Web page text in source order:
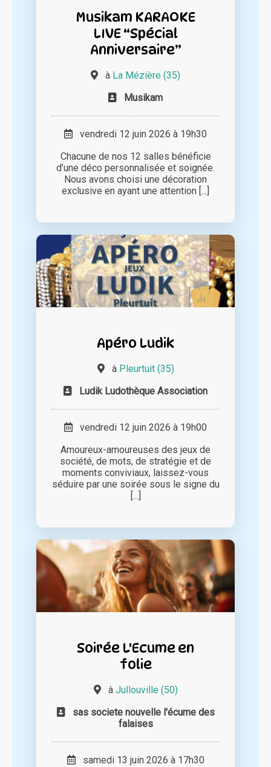
Musikam KARAOKE
LIVE “Spécial
Anniversaire”
à La Mézière (35)
Musikam
vendredi 12 juin 2026 à 19h30
Chacune de nos 12 salles bénéficie
d’une déco personnalisée et soignée.
Nous avons choisi une décoration
exclusive en ayant une attention [...]
Apéro Ludik
à Pleurtuit (35)
Ludik Ludothèque Association
vendredi 12 juin 2026 à 19h00
Amoureux-amoureuses des jeux de
société, de mots, de stratégie et de
moments conviviaux, laissez-vous
séduire par une soirée sous le signe du
[...]
Soirée L'Ecume en
folie
à Jullouville (50)
sas societe nouvelle l'écume des
falaises
samedi 13 juin 2026 à 17h30